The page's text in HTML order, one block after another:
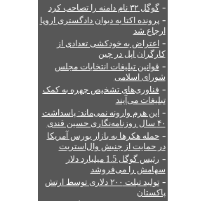
-گوگل ۳۲ نام دامنه را تصاحب کرد
-پرونده اکتا به دیوان دادگستری اروپا
ارجاع شد
- اعتراض به خودکشی تعدادی از
کارگران اپل در چین
- قوانین تبلیغات انتخابات مجلس
شورای اسلامی
- فناوری‌های تشخیص چهره به کمک
تبلیغات می‌آیند
-این هرم وارونه نمی‌ماند: پاسداشت
۴۰ سال روزنامه‌نگاری حسین قندی
-حمله هکرها به بازار بورس آمریکا
در حمایت از جنبش وال‌استریت
-
رئیس گوگل 1.5 میلیارد دلار
سهامش را می‌فروشد
-
تولید تبلت ۲۰۰ دلاری توسط ارتش
پاکستان